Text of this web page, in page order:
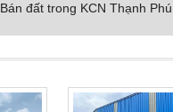
Bán đất trong KCN Thạnh Phú